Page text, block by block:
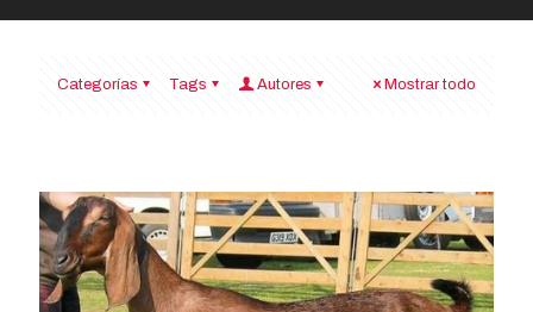
Categorías Tags Autores Mostrar todo